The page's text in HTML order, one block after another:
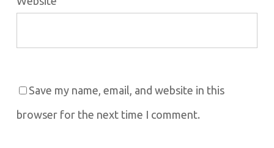
Save my name, email, and website in this
browser for the next time I comment.